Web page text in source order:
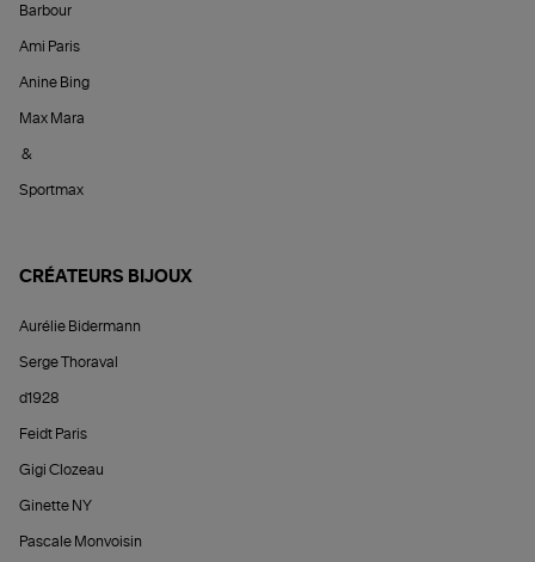
Barbour
Ami Paris
Anine Bing
Max Mara
&
Sportmax
CRÉATEURS BIJOUX
Aurélie Bidermann
Serge Thoraval
d1928
Feidt Paris
Gigi Clozeau
Ginette NY
Pascale Monvoisin